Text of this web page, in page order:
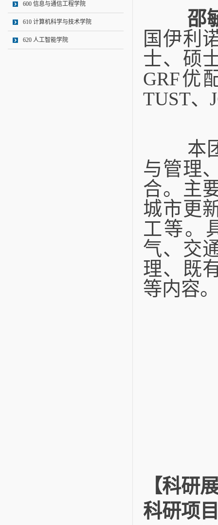
600 信息与通信工程学院
610 计算机科学与技术学院
620 人工智能学院
邵毓
国伊利
士、硕
GRF优
TUST、
本团
与管理
合。主
城市更
工等。
气、交
理、既
等内容
【科研
科研项